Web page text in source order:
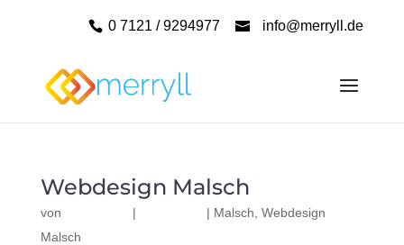
0 7121 / 9294977 info@merryll.de
Webdesign Malsch
von | | Malsch Webdesign
Malsch